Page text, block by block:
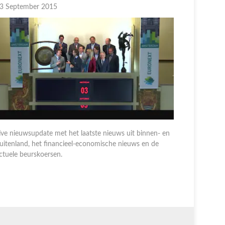
September 2015
nieuwsupdate met het laatste nieuws uit binnen- en
het financieel-economische nieuws en de
beurskoersen.